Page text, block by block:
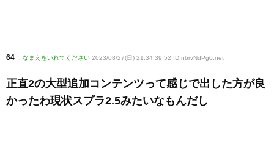
64 : なまえをいれてください 2023/08/27(日) 21:34:39.52 ID:nbrvNdPg0.net
正直2の大型追加コンテンツって感じで出した方が良
かったわ現状スプラ2.5みたいなもんだし